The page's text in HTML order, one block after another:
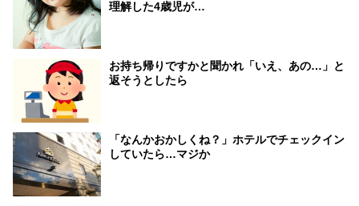
理解した4歳児が…
お持ち帰りですかと聞かれ「いえ、あの…」と
返そうとしたら
「なんかおかしくね？」ホテルでチェックイン
していたら…マジか